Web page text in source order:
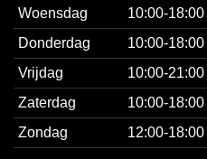
Woensdag
10:00-18:00
Donderdag
10:00-18:00
Vrijdag
10:00-21:00
Zaterdag
10:00-18:00
Zondag
12:00-18:00